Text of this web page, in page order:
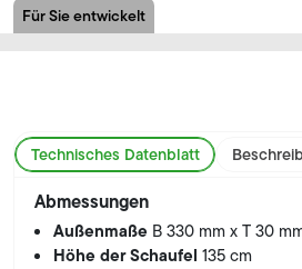
Für Sie entwickelt
Technisches Datenblatt
Abmessungen
Außenmaße B 330 mm x T 30
Höhe der Schaufel135 cm